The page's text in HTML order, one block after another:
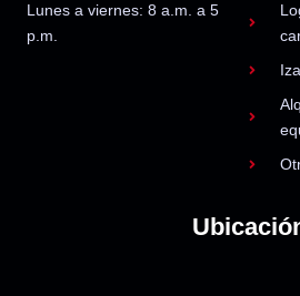
Lunes a viernes: 8 a.m. a 5
p.m.